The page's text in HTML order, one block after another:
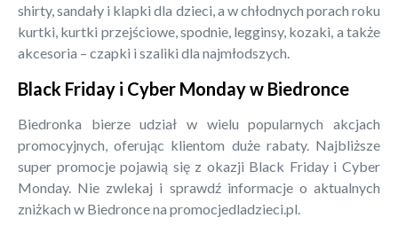
shirty, sandały i klapki dla dzieci, a w chłodnych porach roku
kurtki, kurtki przejściowe, spodnie, legginsy, kozaki, a także
akcesoria – czapki i szaliki dla najmłodszych.
Black Friday i Cyber Monday w Biedronce
Biedronka bierze udział w wielu popularnych akcjach
promocyjnych, oferując klientom duże rabaty. Najbliższe
super promocje pojawią się z okazji Black Friday i Cyber
Monday. Nie zwlekaj i sprawdź informacje o aktualnych
zniżkach w Biedronce na promocjedladzieci.pl.